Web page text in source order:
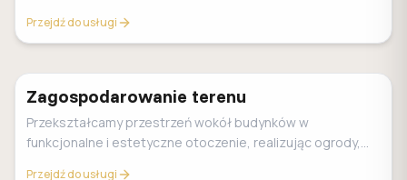
Przejdź do usługi
Zagospodarowanie terenu
Przekształcamy przestrzeń wokół budynków w
funkcjonalne i estetyczne otoczenie, realizując ogrody,
Przejdź do usługi